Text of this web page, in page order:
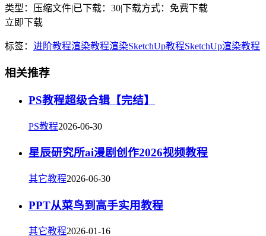
类型：压缩文件|已下载：30|下载方式：免费下载
立即下载
标签： 进阶教程渲染教程渲染SketchUp教程SketchUp渲染教程
相关推荐
PS教程超级合辑【完结】
PS教程2026-06-30
星辰研究所ai漫剧创作2026视频教程
其它教程2026-06-30
PPT从菜鸟到高手实用教程
其它教程2026-01-16